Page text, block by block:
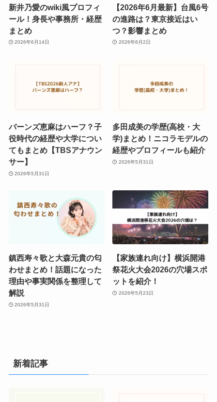
新井乃愛のwiki風プロフィ
ール！身長や事務所・経歴
まとめ
2026年6月14日
【2026年6月最新】台風6号
の進路は？東京接近はい
つ？影響まとめ
2026年6月2日
バーンズ恵麻はハーフ？子
役時代の経歴や大学につい
てもまとめ【TBSアナウン
サー】
2026年5月31日
多田成美の学歴(高校・大
学)まとめ！ニコラモデルの
経歴やプロフィールも紹介
2026年5月31日
鎮西寿々歌と大森元貴の匂
わせまとめ！話題になった
理由や事実関係を整理して
解説
2026年5月31日
【家族連れ向け】横浜開港
祭花火大会2026の穴場スポ
ットを紹介！
2026年5月23日
新着記事